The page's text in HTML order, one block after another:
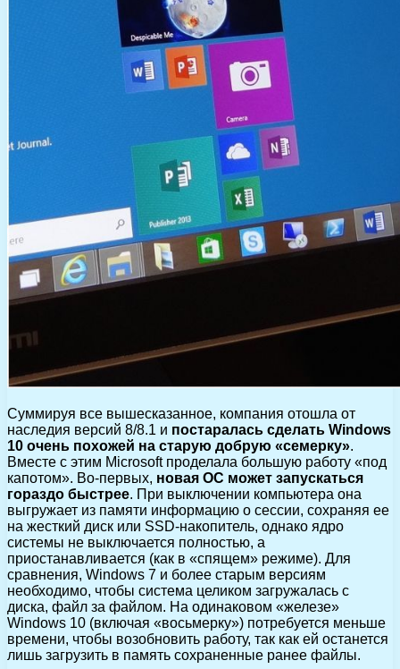
Суммируя все вышесказанное, компания отошла от
наследия версий 8/8.1 и постаралась сделать Windows
10 очень похожей на старую добрую «семерку».
Вместе с этим Microsoft проделала большую работу «под
капотом». Во-первых, новая ОС может запускаться
гораздо быстрее. При выключении компьютера она
выгружает из памяти информацию о сессии, сохраняя ее
на жесткий диск или SSD-накопитель, однако ядро
системы не выключается полностью, а
приостанавливается (как в «спящем» режиме). Для
сравнения, Windows 7 и более старым версиям
необходимо, чтобы система целиком загружалась с
диска, файл за файлом. На одинаковом «железе»
Windows 10 (включая «восьмерку») потребуется меньше
времени, чтобы возобновить работу, так как ей останется
лишь загрузить в память сохраненные ранее файлы.